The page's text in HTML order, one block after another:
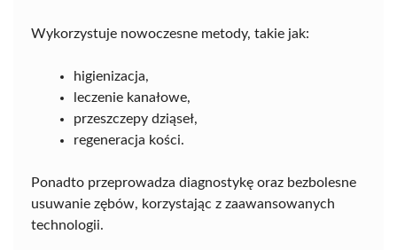
Wykorzystuje nowoczesne metody, takie jak:
higienizacja,
leczenie kanałowe,
przeszczepy dziąseł,
regeneracja kości.
Ponadto przeprowadza diagnostykę oraz bezbolesne
usuwanie zębów, korzystając z zaawansowanych
technologii.